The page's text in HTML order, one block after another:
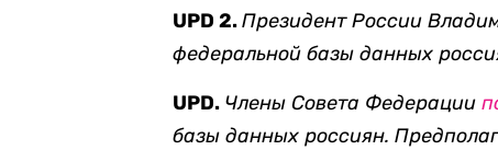
UPD 2.Президент России
федеральной базы данных
UPD. Члены Совета Федерации
базы данных россиян.